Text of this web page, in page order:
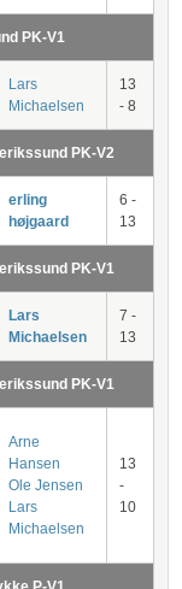
PK-V1
Lars
Michaelsen
13
- 8
PK-V2
erling
højgaard
6 -
13
PK-V1
Lars
Michaelsen
7 -
13
PK-V1
Arne
Hansen
Ole Jensen
Lars
Michaelsen
13
-
10